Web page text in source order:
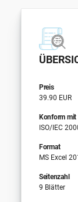
Preis
39.90 EUR
Konform mit
ISO/IEC
Format
MS Excel
Seitenzahl
9 Blätter